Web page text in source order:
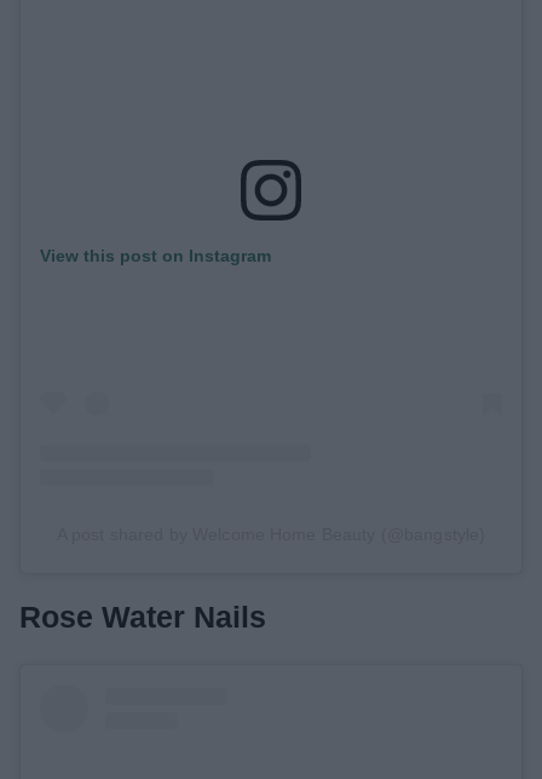
View this post on Instagram
Rose Water Nails